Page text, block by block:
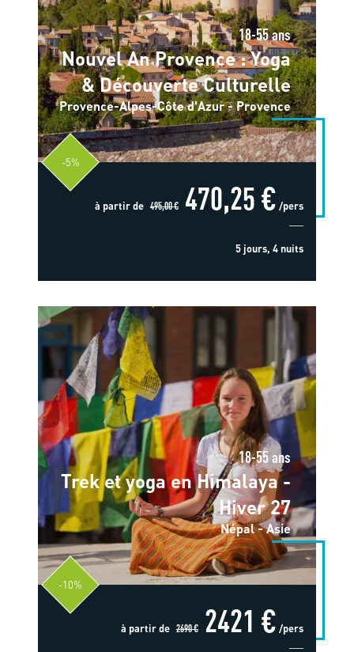
18-55 ans
Nouvel An Provence : Yoga
& Découverte Culturelle
Provence-Alpes-Côte d'Azur - Provence
-5%
à partir de 495,00 € 470,25 € /pers
5 jours, 4 nuits
18-55 ans
Trek et yoga en Himalaya -
Hiver 27
Népal - Asie
-10%
à partir de 2690 € 2421 € /pers